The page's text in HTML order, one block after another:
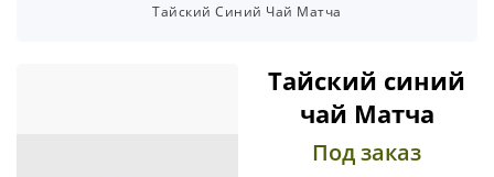
Тайский Синий Чай Матча
Тайский синий
чай Матча
Под заказ